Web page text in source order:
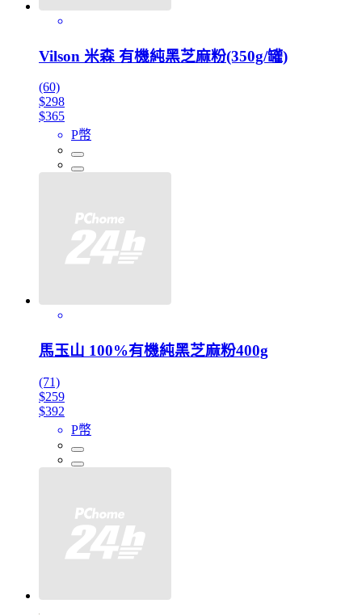
Vilson 米森 有機純黑芝麻粉(350g/罐)
(60)
$298
$365
P幣
馬玉山 100%有機純黑芝麻粉400g
(71)
$259
$392
P幣